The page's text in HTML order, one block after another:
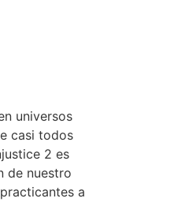
universos
casi todos
2 es
de nuestro
a